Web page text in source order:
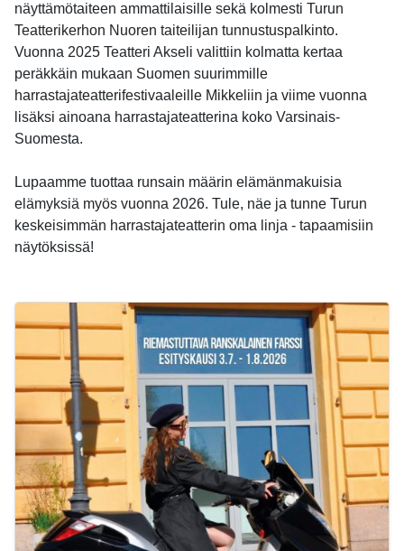
näyttämötaiteen ammattilaisille sekä kolmesti Turun
Teatterikerhon Nuoren taiteilijan tunnustuspalkinto.
Vuonna 2025 Teatteri Akseli valittiin kolmatta kertaa
peräkkäin mukaan Suomen suurimmille
harrastajateatterifestivaaleille Mikkeliin ja viime vuonna
lisäksi ainoana harrastajateatterina koko Varsinais-
Suomesta.
Lupaamme tuottaa runsain määrin elämänmakuisia
elämyksiä myös vuonna 2026. Tule, näe ja tunne Turun
keskeisimmän harrastajateatterin oma linja - tapaamisiin
näytöksissä!